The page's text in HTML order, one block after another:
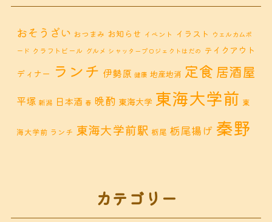
おそうざい おつまみ お知らせ イベント イラスト ウェルカムボ
ード クラフトビール グルメ シャッタープロジェクトはだの テイクアウト
ディナー ランチ 伊勢原 健康 地産地消 定食 居酒屋
平塚 新潟 日本酒 春 晩酌 東海大学 東海大学前 東
海大学前 ランチ 東海大学前駅 栃尾 栃尾揚げ 秦野
鶴巻 カフェ
カテゴリー